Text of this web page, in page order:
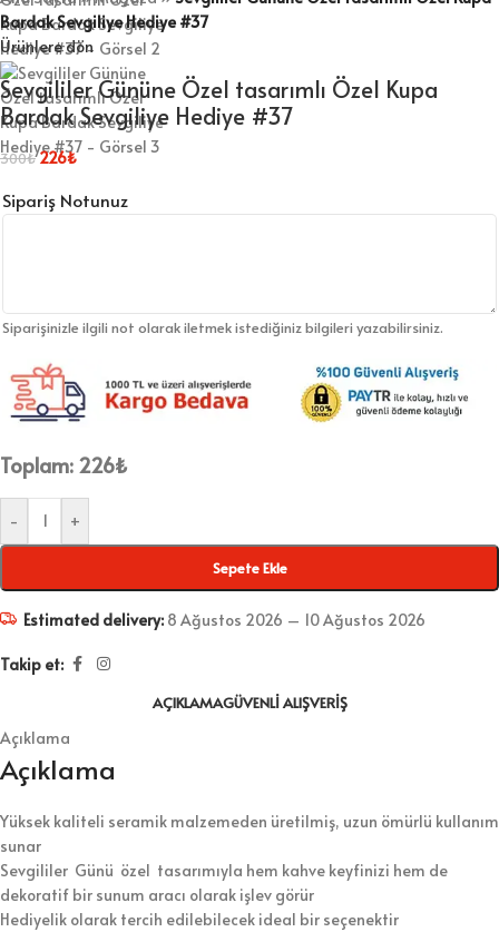
Bardak Sevgiliye Hediye #37
Ürünlere dön
Sevgililer Gününe Özel tasarımlı Özel Kupa
Bardak Sevgiliye Hediye #37
300₺226₺
Sipariş Notunuz
Siparişinizle ilgili not olarak iletmek istediğiniz bilgileri yazabilirsiniz.
Toplam: 226₺
- +
Sepete Ekle
Estimated delivery: 8 Ağustos 2026 – 10 Ağustos 2026
Takip et:
AÇIKLAMAGÜVENLI ALIŞVERIŞ
Açıklama
Açıklama
Yüksek kaliteli seramik malzemeden üretilmiş, uzun ömürlü kullanım
sunar
Sevgililer Günü özel tasarımıyla hem kahve keyfinizi hem de
dekoratif bir sunum aracı olarak işlev görür
Hediyelik olarak tercih edilebilecek ideal bir seçenektir